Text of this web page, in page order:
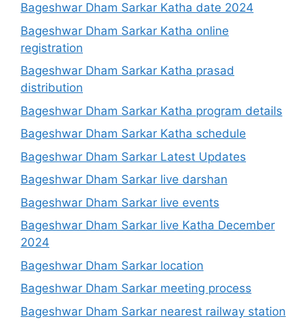
Bageshwar Dham Sarkar Katha date 2024
Bageshwar Dham Sarkar Katha online
registration
Bageshwar Dham Sarkar Katha prasad
distribution
Bageshwar Dham Sarkar Katha program details
Bageshwar Dham Sarkar Katha schedule
Bageshwar Dham Sarkar Latest Updates
Bageshwar Dham Sarkar live darshan
Bageshwar Dham Sarkar live events
Bageshwar Dham Sarkar live Katha December
2024
Bageshwar Dham Sarkar location
Bageshwar Dham Sarkar meeting process
Bageshwar Dham Sarkar nearest railway station